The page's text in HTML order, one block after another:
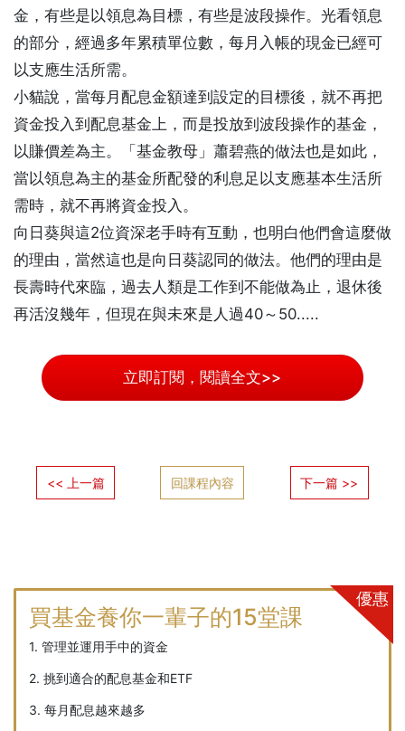
金，有些是以領息為目標，有些是波段操作。光看領息
的部分，經過多年累積單位數，每月入帳的現金已經可
以支應生活所需。
小貓說，當每月配息金額達到設定的目標後，就不再把
資金投入到配息基金上，而是投放到波段操作的基金，
以賺價差為主。「基金教母」蕭碧燕的做法也是如此，
當以領息為主的基金所配發的利息足以支應基本生活所
需時，就不再將資金投入。
向日葵與這2位資深老手時有互動，也明白他們會這麼做
的理由，當然這也是向日葵認同的做法。他們的理由是
長壽時代來臨，過去人類是工作到不能做為止，退休後
再活沒幾年，但現在與未來是人過40～50.....
立即訂閱，閱讀全文>>
<< 上一篇 回課程內容 下一篇 >>
買基金養你一輩子的15堂課
優惠
1. 管理並運用手中的資金
2. 挑到適合的配息基金和ETF
3. 每月配息越來越多